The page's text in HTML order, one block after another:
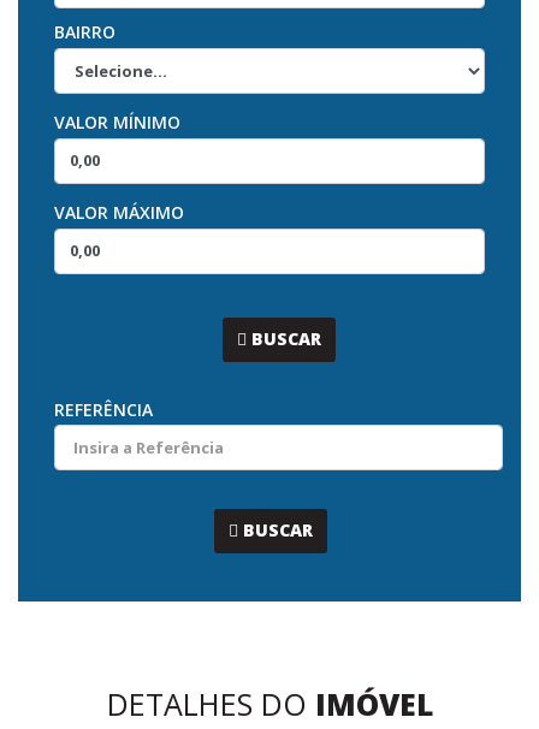
BAIRRO
VALOR MÍNIMO
VALOR MÁXIMO
BUSCAR
REFERÊNCIA
BUSCAR
DETALHES DO IMÓVEL